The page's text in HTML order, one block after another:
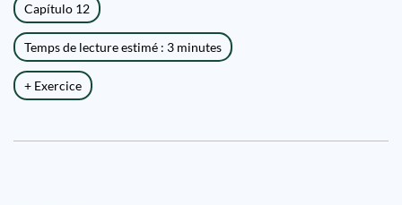
Capítulo 12
Temps de lecture estimé : 3 minutes
+ Exercice